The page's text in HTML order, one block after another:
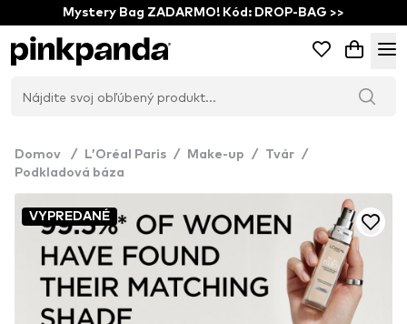
Mystery Bag ZADARMO! Kód: DROP-BAG >>
Domov / L’Oréal Paris / Make-up / Tvár /
Podkladová báza
VYPREDANÉ